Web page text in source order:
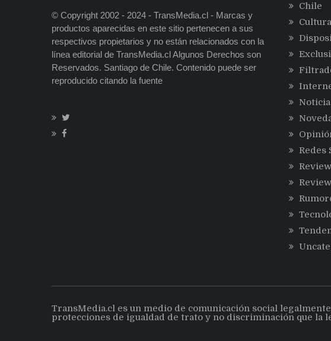
© Copyright 2002 - 2024 - TransMedia.cl - Marcas y
productos aparecidas en este sitio pertenecen a sus
respectivos propietarios y no están relacionados con la
línea editorial de TransMedia.cl Algunos Derechos son
Reservados. Santiago de Chile. Contenido puede ser
reproducido citando la fuente
Chile
Redes
Review
TransMedia.cl es un medio de comunicación social
protecciones de igualdad de trato y no discriminación que la